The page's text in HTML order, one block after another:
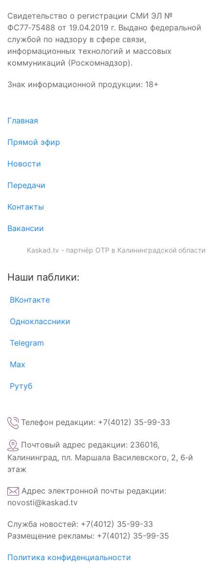
Свидетельство о регистрации СМИ ЭЛ №
ФС77‑75488 от 19.04.2019 г. Выдано федеральной
службой по надзору в сфере связи,
информационных технологий и массовых
коммуникаций (Роскомнадзор).
Знак информационной продукции: 18+
Главная
Прямой эфир
Новости
Передачи
Контакты
Вакансии
Kaskad.tv - партнёр ОТР в Калининградской области
Наши паблики:
ВКонтакте
Одноклассники
Telegram
Max
Рутуб
Телефон редакции: +7(4012) 35-99-33
Почтовый адрес редакции: 236016,
Калининград, пл. Маршала Василевского, 2, 6‑й
этаж
Адрес электронной почты редакции:
novosti@kaskad.tv
Служба новостей: +7(4012) 35-99-33
Размещение рекламы: +7(4012) 35-99-35
Политика конфиденциальности